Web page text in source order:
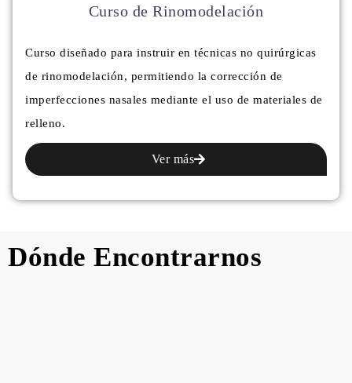
Curso de Rinomodelación
Curso diseñado para instruir en técnicas no quirúrgicas
de rinomodelación, permitiendo la corrección de
imperfecciones nasales mediante el uso de materiales de
relleno.
Ver más
Dónde Encontrarnos